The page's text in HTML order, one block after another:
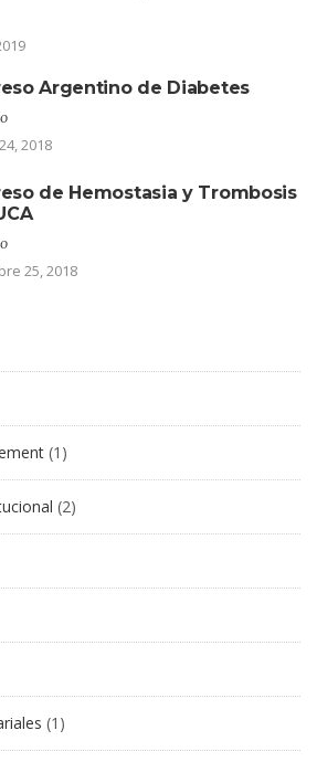
Argentino de Diabetes
2018
de Hemostasia y Trombosis
25, 2018
(1)
(2)
(1)